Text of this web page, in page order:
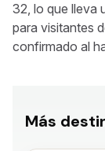
32, lo que lleva
para visitantes
confirmado al
Más